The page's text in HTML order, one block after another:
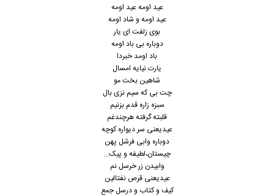
عید اومه عید اومه
عید اومه و شاد اومه
بوی زلفت ای یار
دوباره بی باد اومه
باد اومد خبردا
یارت نیایه امسال
شاهین بخت مو
چت بی که سیم نزی بال
سبزه زاره قدم بزنیم
قلبته گرفته هرچندغم
عیدیعنی سر دیواره کوچه
دوباره وابی فرشل پهن
چیستان،لطیفه و پیک…
وابیدن زر خرسل نم
عیدیعنی قرص نفتالین
کیف و کتاب و درسل جمع